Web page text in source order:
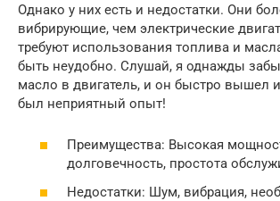
Однако у них есть и недостатки. Они
вибрирующие, чем электрические
требуют использования топлива и
быть неудобно. Слушай, я однажды
масло в двигатель, и он быстро вышел
был неприятный опыт!
Преимущества: Высокая
долговечность, простота
Недостатки: Шум, вибрация,